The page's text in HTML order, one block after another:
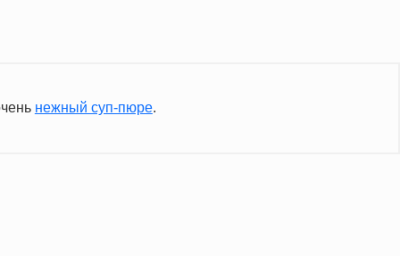
нежный суп-пюре.